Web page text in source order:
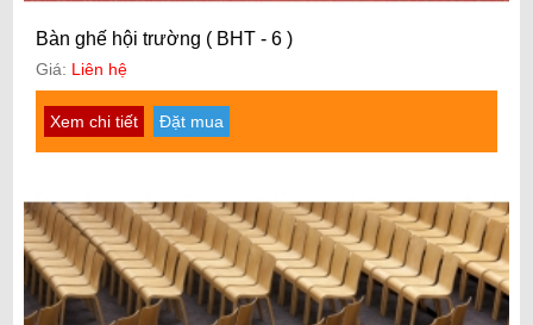
Bàn ghế hội trường ( BHT - 6 )
Giá: Liên hệ
Xem chi tiết Đặt mua